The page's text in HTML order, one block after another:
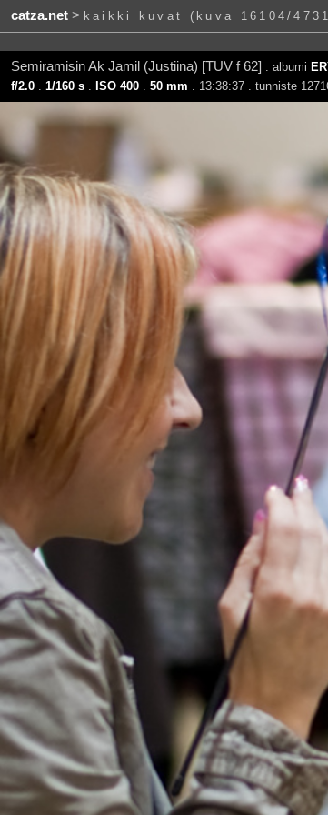
catza.net> kaikki kuvat (kuva 16104/
Semiramisin Ak Jamil (Justiina) [TUV f 62]
. albumi
f/2.0. 1/160 s. ISO 400. 50 mm . 13:38:37 . tunniste